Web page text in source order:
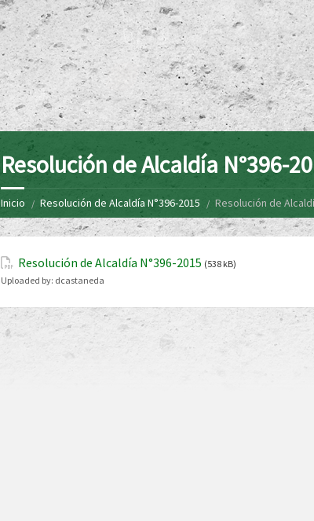
Resolución de Alcaldía N°396-
Inicio Resolución de Alcaldía N°396-2015 Resolución de
Resolución de Alcaldía N°396-2015 (538 kB)
Uploaded by: dcastaneda